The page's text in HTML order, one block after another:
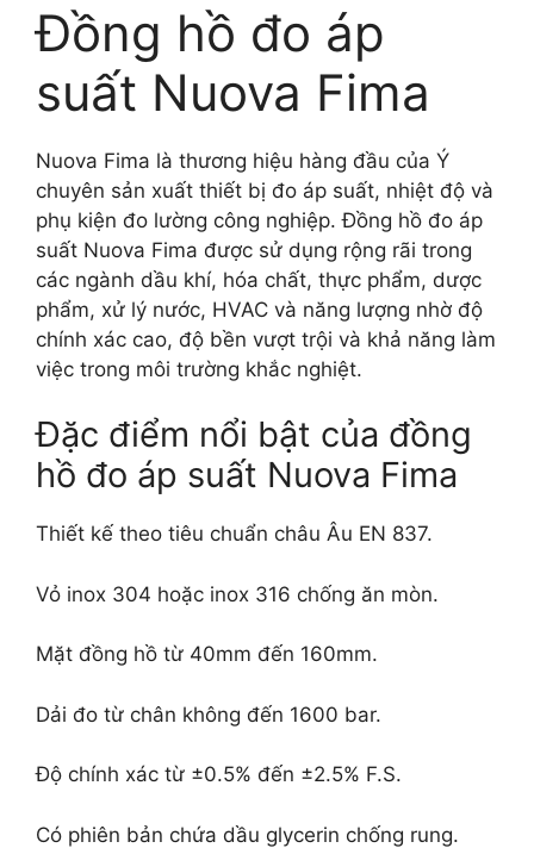
Đồng hồ đo áp
suất Nuova Fima
Nuova Fima là thương hiệu hàng đầu của Ý
chuyên sản xuất thiết bị đo áp suất, nhiệt độ và
phụ kiện đo lường công nghiệp. Đồng hồ đo áp
suất Nuova Fima được sử dụng rộng rãi trong
các ngành dầu khí, hóa chất, thực phẩm, dược
phẩm, xử lý nước, HVAC và năng lượng nhờ độ
chính xác cao, độ bền vượt trội và khả năng làm
việc trong môi trường khắc nghiệt.
Đặc điểm nổi bật của đồng
hồ đo áp suất Nuova Fima
Thiết kế theo tiêu chuẩn châu Âu EN 837.
Vỏ inox 304 hoặc inox 316 chống ăn mòn.
Mặt đồng hồ từ 40mm đến 160mm.
Dải đo từ chân không đến 1600 bar.
Độ chính xác từ ±0.5% đến ±2.5% F.S.
Có phiên bản chứa dầu glycerin chống rung.